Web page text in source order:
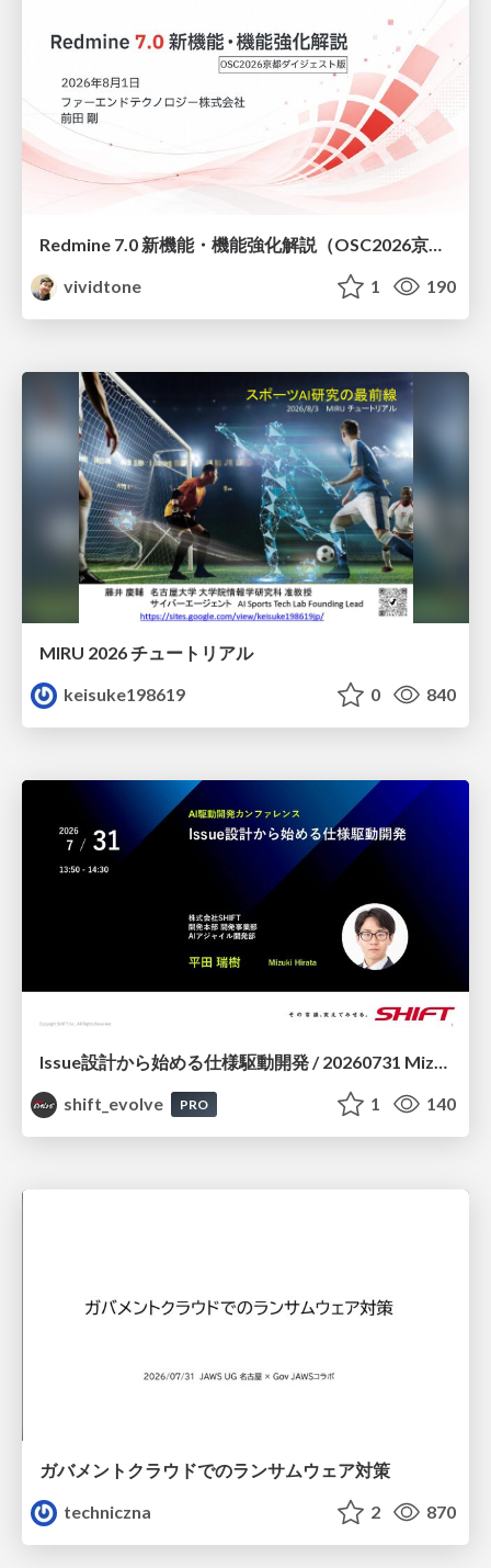
Redmine 7.0 新機能・機能強化解説（OSC2026京都ダイジェスト版）
vividtone
1 190
MIRU 2026 チュートリアル
keisuke198619
0 840
shift_evolve
PRO 1 140
ガバメントクラウドでのランサムウェア対策
techniczna
2 870